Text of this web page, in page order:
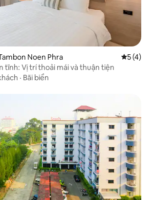
Noen Phra Xếp5 (4)
tĩnh: Vị trí thoải mái và thuận tiện
· Bãi biển